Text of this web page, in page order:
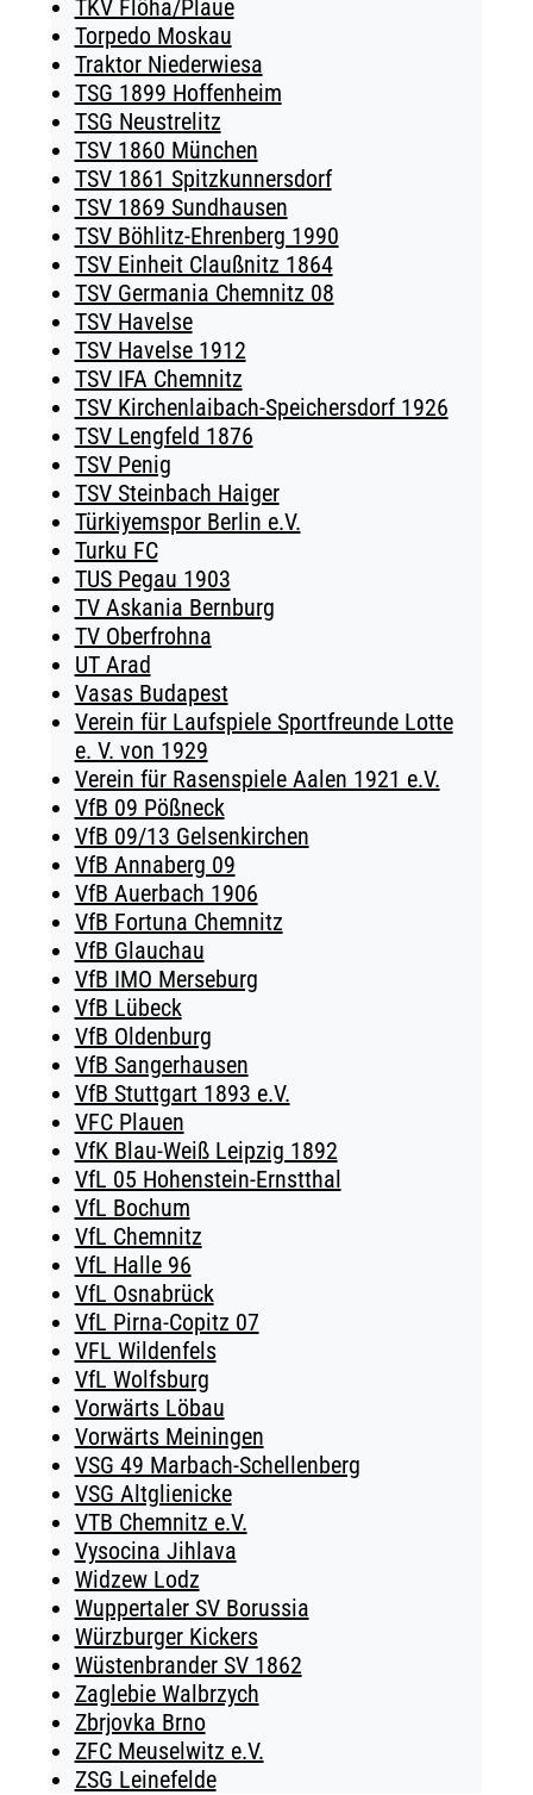
TKV Flöha/Plaue
Torpedo Moskau
Traktor Niederwiesa
TSG 1899 Hoffenheim
TSG Neustrelitz
TSV 1860 München
TSV 1861 Spitzkunnersdorf
TSV 1869 Sundhausen
TSV Böhlitz-Ehrenberg 1990
TSV Einheit Claußnitz 1864
TSV Germania Chemnitz 08
TSV Havelse
TSV Havelse 1912
TSV IFA Chemnitz
TSV Kirchenlaibach-Speichersdorf 1926
TSV Lengfeld 1876
TSV Penig
TSV Steinbach Haiger
Türkiyemspor Berlin e.V.
Turku FC
TUS Pegau 1903
TV Askania Bernburg
TV Oberfrohna
UT Arad
Vasas Budapest
Verein für Laufspiele Sportfreunde Lotte
e. V. von 1929
Verein für Rasenspiele Aalen 1921 e.V.
VfB 09 Pößneck
VfB 09/13 Gelsenkirchen
VfB Annaberg 09
VfB Auerbach 1906
VfB Fortuna Chemnitz
VfB Glauchau
VfB IMO Merseburg
VfB Lübeck
VfB Oldenburg
VfB Sangerhausen
VfB Stuttgart 1893 e.V.
VFC Plauen
VfK Blau-Weiß Leipzig 1892
VfL 05 Hohenstein-Ernstthal
VfL Bochum
VfL Chemnitz
VfL Halle 96
VfL Osnabrück
VfL Pirna-Copitz 07
VFL Wildenfels
VfL Wolfsburg
Vorwärts Löbau
Vorwärts Meiningen
VSG 49 Marbach-Schellenberg
VSG Altglienicke
VTB Chemnitz e.V.
Vysocina Jihlava
Widzew Lodz
Wuppertaler SV Borussia
Würzburger Kickers
Wüstenbrander SV 1862
Zaglebie Walbrzych
Zbrjovka Brno
ZFC Meuselwitz e.V.
ZSG Leinefelde